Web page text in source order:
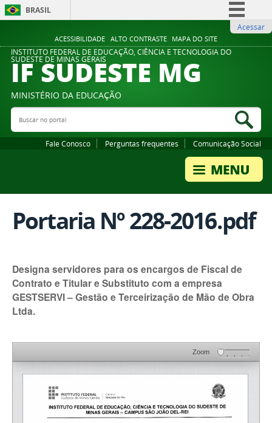
ACESSIBILIDADE ALTO CONTRASTE MAPA DO SITE
BRASIL
Comunica BR
Participe
Legislação
Acessar
INSTITUTO FEDERAL DE EDUCAÇÃO, CIÊNCIA E TECNOLOGIA DO
SUDESTE DE MINAS GERAIS
IF SUDESTE MG
MINISTÉRIO DA EDUCAÇÃO
Buscar no portal
Fale Conosco Perguntas frequentes Comunicação Social
Portaria Nº 228-2016.pdf
Designa servidores para os encargos de Fiscal de
Contrato e Titular e Substituto com a empresa
GESTSERVI – Gestão e Terceirização de Mão de Obra
Ltda.
Zoom